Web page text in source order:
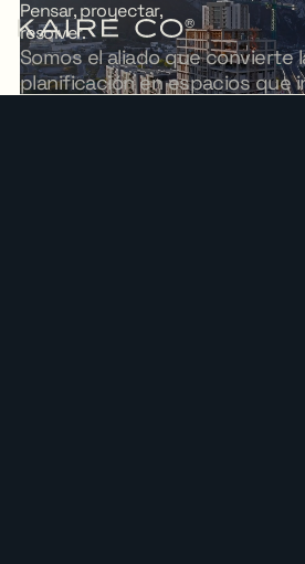
Pensar, proyectar,
resolver.
Somoselaliadoqueconvierte
planificaciónenespaciosque